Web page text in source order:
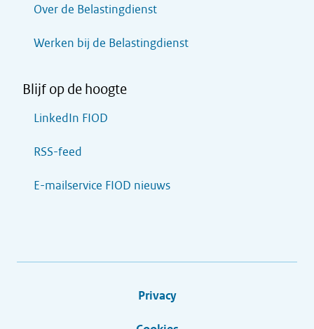
Over de Belastingdienst
Werken bij de Belastingdienst
Blijf op de hoogte
LinkedIn FIOD
RSS-feed
E-mailservice FIOD nieuws
Privacy